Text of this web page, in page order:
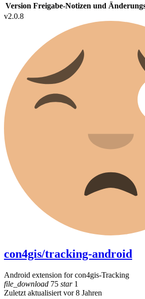
Version Freigabe-Notizen und
v2.0.8
con4gis/tracking-android
Android extension for con4gis-Tracking
file_download 75 star1
Zuletzt aktualisiert vor 8 Jahren